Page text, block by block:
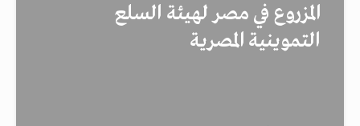
المزروع في مصر لهيئة السلع
التموينية المصرية